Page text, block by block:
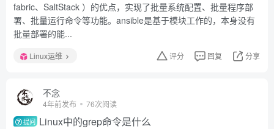
fabric、SaltStack ）的优点，实现了批量系统配置、批量程序部
署、批量运行命令等功能。ansible是基于模块工作的，本身没有
批量部署的能...
Linux运维 评分 回复 分享
不念
4年前发布 76次阅读
提问 Linux中的grep命令是什么